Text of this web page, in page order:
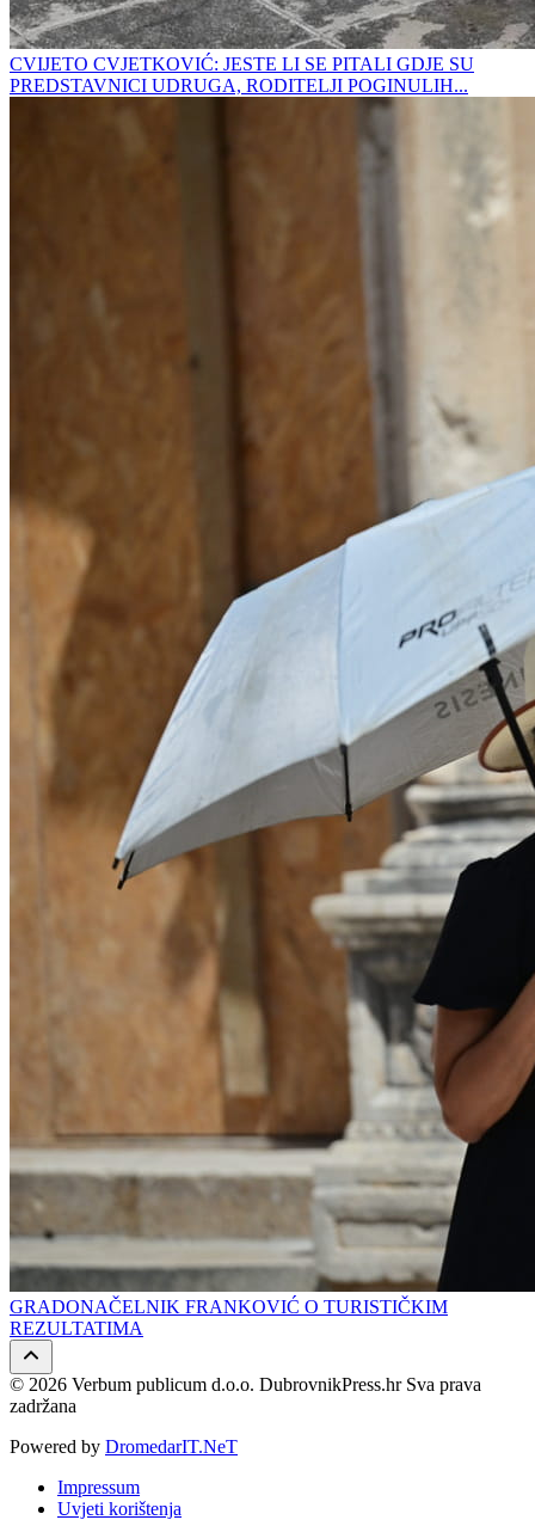
CVIJETO CVJETKOVIĆ: JESTE LI SE PITALI GDJE SU
PREDSTAVNICI UDRUGA, RODITELJI POGINULIH...
GRADONAČELNIK FRANKOVIĆ O TURISTIČKIM
REZULTATIMA
© 2026 Verbum publicum d.o.o. DubrovnikPress.hr Sva prava
zadržana
Powered by DromedarIT.NeT
Impressum
Uvjeti korištenja